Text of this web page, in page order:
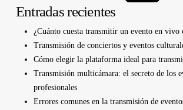
Entradas recientes
¿Cuánto cuesta transmitir un evento en vivo
Transmisión de conciertos y eventos
Cómo elegir la plataforma ideal para
Transmisión multicámara: el secreto de los
profesionales
Errores comunes en la transmisión de